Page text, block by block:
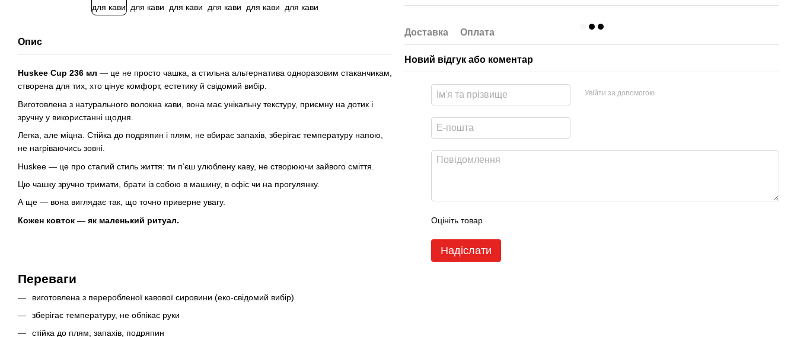
Опис
Huskee Cup 236 мл — це не просто чашка, а стильна альтернатива одноразовим стаканчикам,
створена для тих, хто цінує комфорт, естетику й свідомий вибір.
Виготовлена з натурального волокна кави, вона має унікальну текстуру, приємну на дотик і
зручну у використанні щодня.
Легка, але міцна. Стійка до подряпин і плям, не вбирає запахів, зберігає температуру напою,
не нагріваючись зовні.
Huskee — це про сталий стиль життя: ти п’єш улюблену каву, не створюючи зайвого сміття.
Цю чашку зручно тримати, брати із собою в машину, в офіс чи на прогулянку.
А ще — вона виглядає так, що точно приверне увагу.
Кожен ковток — як маленький ритуал.
Переваги
виготовлена з переробленої кавової сировини (еко-свідомий вибір)
зберігає температуру, не обпікає руки
стійка до плям, запахів, подряпин
Доставка Оплата
Новий відгук або коментар
Увійти за допомогою
Оцініть товар
Надіслати